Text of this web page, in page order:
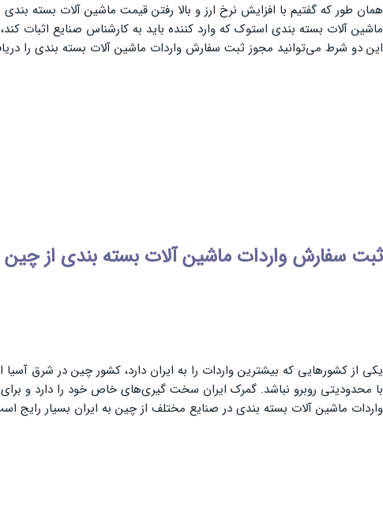
همان طور که گفتیم با افزایش نرخ ارز و بالا رفتن قیمت ماشین آلات بسته
ماشین آلات بسته بندی استوک که وارد کننده باید به کارشناس صنایع اثبات
این دو شرط می‌توانید مجوز ثبت سفارش واردات ماشین آلات بسته بندی را
ثبت سفارش واردات ماشین آلات بسته بندی از چین
یکی از کشورهایی که بیشترین واردات را به ایران دارد، کشور چین در شرق
با محدودیتی روبرو نباشد. گمرک ایران سخت گیری‌های خاص خود را دارد و
واردات ماشین آلات بسته بندی در صنایع مختلف از چین به ایران بسیار رایج است و نزدیک به 43 درصد سهم واردات ماشین آلات صنعتی